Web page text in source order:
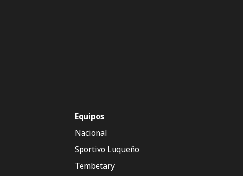
Equipos
Nacional
Sportivo Luqueño
Tembetary